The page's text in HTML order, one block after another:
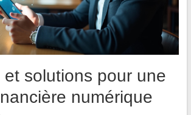
et solutions pour une
numérique